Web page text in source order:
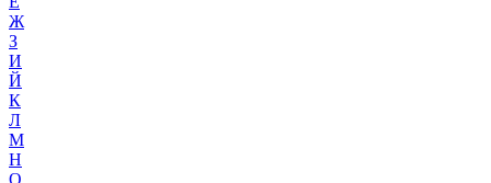
Ж
З
И
Й
К
Л
М
Н